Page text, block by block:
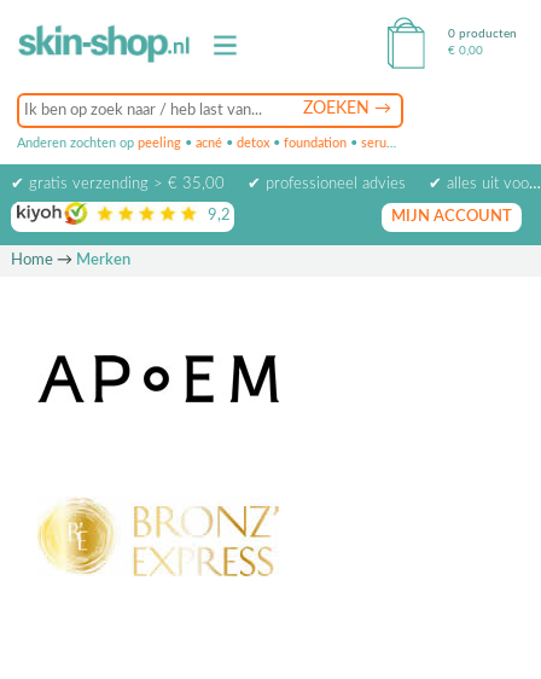
Anderen zochten op peeling • acné • detox • foundation • serum
0 producten
€ 0,00
✔ gratis verzending > € 35,00 ✔ professioneel advies
✔ alles uit voorraad leverbaar
9,2 op basis van beoordelingen
MIJN ACCOUNT
Home→ Merken